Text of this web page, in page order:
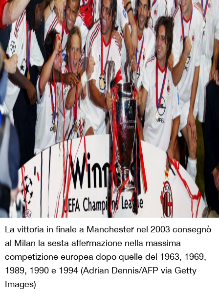
La vittoria in finale a Manchester nel 2003 consegnò
al Milan la sesta affermazione nella massima
competizione europea dopo quelle del 1963, 1969,
1989, 1990 e 1994 (Adrian Dennis/AFP via Getty
Images)